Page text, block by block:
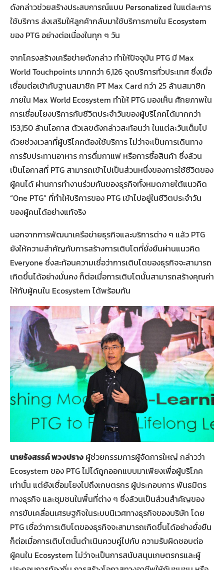
ดังกล่าวช่วยสร้างประสบการณ์แบบ Personalized ในแต่ละการ
ใช้บริการ ส่งเสริมให้ลูกค้ากลับมาใช้บริการภายใน Ecosystem
ของ PTG อย่างต่อเนื่องในทุก ๆ วัน
จากโครงสร้างเครือข่ายดังกล่าว ทำให้ปัจจุบัน PTG มี Max
World Touchpoints มากกว่า 6,126 จุดบริการทั่วประเทศ ซึ่งเมื่อ
เชื่อมต่อเข้ากับฐานสมาชิก PT Max Card กว่า 25 ล้านสมาชิก
ภายใน Max World Ecosystem ทำให้ PTG มองเห็น ศักยภาพใน
การเชื่อมโยงบริการกับชีวิตประจำวันของผู้บริโภคได้มากกว่า
153,150 ล้านโอกาส ตัวเลขดังกล่าวสะท้อนว่า ในแต่ละวันเต็มไป
ด้วยช่วงเวลาที่ผู้บริโภคต้องใช้บริการ ไม่ว่าจะเป็นการเดินทาง
การรับประทานอาหาร การดื่มกาแฟ หรือการซื้อสินค้า ซึ่งล้วน
เป็นโอกาสที่ PTG สามารถเข้าไปเป็นส่วนหนึ่งของการใช้ชีวิตของ
ผู้คนได้ ผ่านการทำงานร่วมกันของธุรกิจทั้งหมดภายใต้แนวคิด
“One PTG” ที่ทำให้บริการของ PTG เข้าไปอยู่ในชีวิตประจำวัน
ของผู้คนได้อย่างแท้จริง
นอกจากการพัฒนาเครือข่ายธุรกิจและบริการต่าง ๆ แล้ว PTG
ยังให้ความสำคัญกับการสร้างการเติบโตที่ยั่งยืนผ่านแนวคิด
Everyone ซึ่งสะท้อนความเชื่อว่าการเติบโตของธุรกิจจะสามารถ
เกิดขึ้นได้อย่างมั่นคง ก็ต่อเมื่อการเติบโตนั้นสามารถสร้างคุณค่า
ให้กับผู้คนใน Ecosystem ได้พร้อมกัน
นายรังสรรค์ พวงปราง ผู้ช่วยกรรมการผู้จัดการใหญ่ กล่าวว่า
Ecosystem ของ PTG ไม่ได้ถูกออกแบบมาเพียงเพื่อผู้บริโภค
เท่านั้น แต่ยังเชื่อมโยงไปถึงเกษตรกร ผู้ประกอบการ พันธมิตร
ทางธุรกิจ และชุมชนในพื้นที่ต่าง ๆ ซึ่งล้วนเป็นส่วนสำคัญของ
การขับเคลื่อนเศรษฐกิจในระบบนิเวศทางธุรกิจของบริษัท โดย
PTG เชื่อว่าการเติบโตของธุรกิจจะสามารถเกิดขึ้นได้อย่างยั่งยืน
ก็ต่อเมื่อการเติบโตนั้นดำเนินควบคู่ไปกับ ความรับผิดชอบต่อ
ผู้คนใน Ecosystem ไม่ว่าจะเป็นการสนับสนุนเกษตรกรและผู้